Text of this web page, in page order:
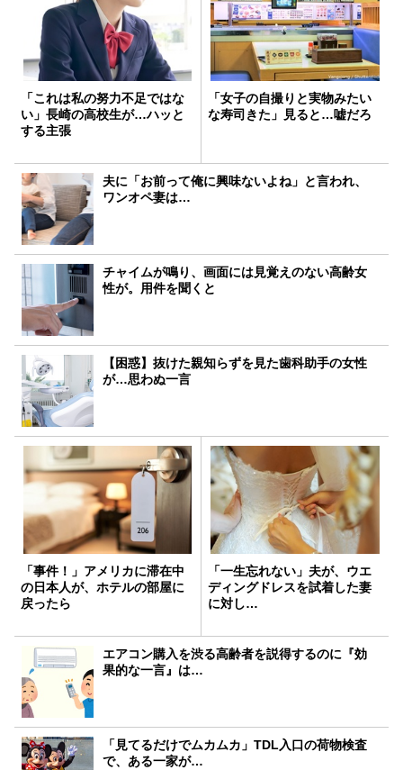
「これは私の努力不足ではな
い」長崎の高校生が…ハッと
する主張
「女子の自撮りと実物みたい
な寿司きた」見ると…嘘だろ
夫に「お前って俺に興味ないよね」と言われ、
ワンオペ妻は…
チャイムが鳴り、画面には見覚えのない高齢女
性が。用件を聞くと
【困惑】抜けた親知らずを見た歯科助手の女性
が…思わぬ一言
「事件！」アメリカに滞在中
の日本人が、ホテルの部屋に
戻ったら
「一生忘れない」夫が、ウエ
ディングドレスを試着した妻
に対し…
エアコン購入を渋る高齢者を説得するのに『効
果的な一言』は…
「見てるだけでムカムカ」TDL入口の荷物検査
で、ある一家が…